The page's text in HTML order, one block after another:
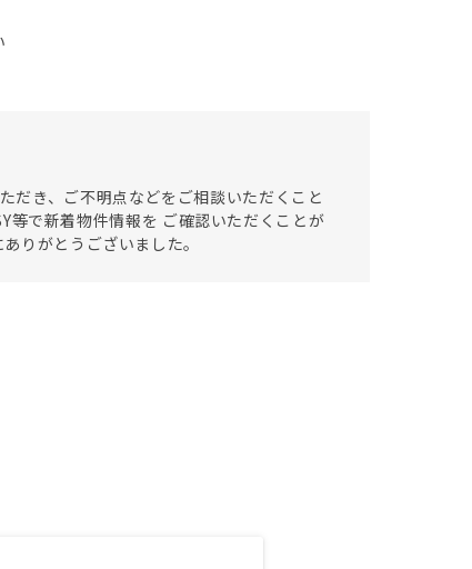
だき、ご不明点などをご相談いただくこと
等で新着物件情報を ご確認いただくことが
りがとうございました。